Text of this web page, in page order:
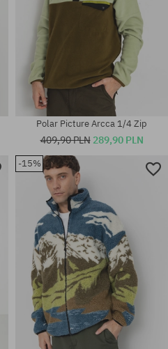
Dostępne rozmiary:
Polar Picture Arcca 1/4 Zip
409,90 PLN 289,90 PLN
-15%